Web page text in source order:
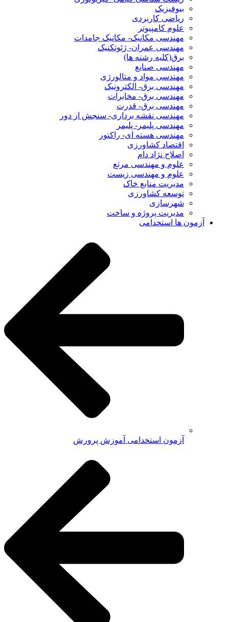
بیوفیزیک
ریاضی کاربردی
علوم کامپیوتر
مهندسی مکانیک- مکانیک جامدات
مهندسی عمران- ژئوتکنیک
برق(کلیه رشته ها)
مهندسی صنایع
مهندسی مواد و متالورژی
مهندسی برق- الکترونیک
مهندسی برق- مخابرات
مهندسی برق- قدرت
مهندسی نقشه برداری- سنجش از دور
مهندسی پلیمر- پلیمر
مهندسی هسته ای- راکتور
اقتصاد کشاورزی
اصلاح نژاد دام
علوم و مهندسی مرتع
علوم و مهندسی زیست
مدیریت منابع خاک
توسعه کشاورزی
شهرسازی
مدیریت پروژه و ساخت
آزمون ها استخدامی
آزمون استخدامی آموزش پرورش